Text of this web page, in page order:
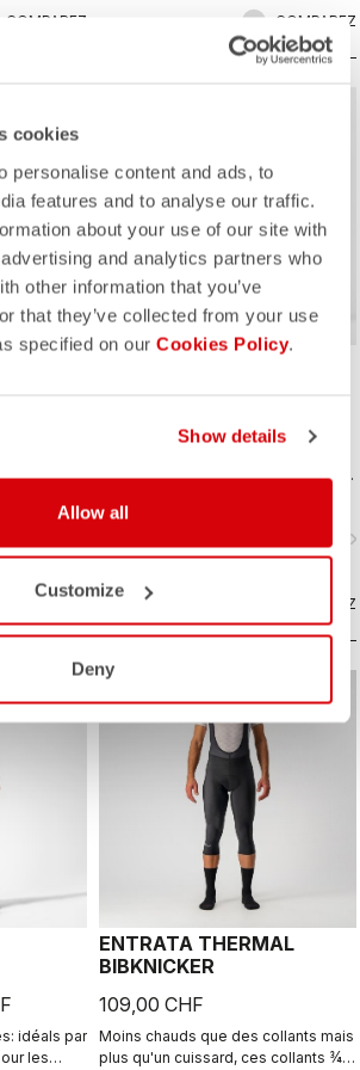
cookies
personalise content and ads, to
features and to analyse our traffic.
about your use of our site with
and analytics partners who
other information that you’ve
that they’ve collected from your use
specified on our Cookies Policy.
Show details
Allow all
Customize
Deny
COMPAREZ COMPAREZ
chamois
Bibtight
POLARE 4 BIBTIGHT
dans les conditions les plus froides,
Polartec® AirCore™, son dos en
Thermoflex et le confort de la peau
de chamois KISS Air2.
COMPAREZ
idéals par
les
ENTRATA THERMAL
BIBKNICKER
109,00 CHF
Moins chauds que des collants mais
plus qu'un cuissard, ces collants ¾ à